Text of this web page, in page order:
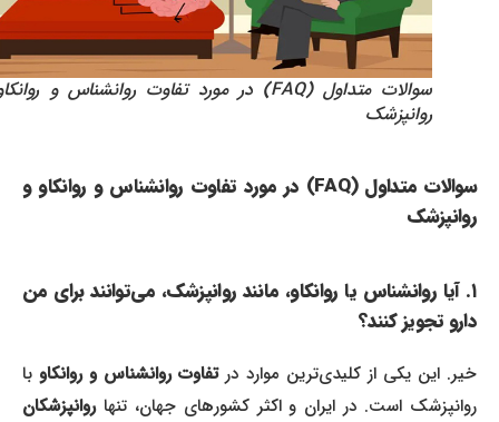
سوالات متداول (FAQ) در مورد تفاوت روانشناس و روانکاو و
روانپزشک
سوالات متداول (FAQ) در مورد تفاوت روانشناس و روانکاو و
روانپزشک
۱. آیا روانشناس یا روانکاو، مانند روانپزشک، می‌توانند برای من
دارو تجویز کنند؟
خیر. این یکی از کلیدی‌ترین موارد در تفاوت روانشناس و روانکاوبا
روانپزشک است. در ایران و اکثر کشورهای جهان، تنهاروانپزشکان